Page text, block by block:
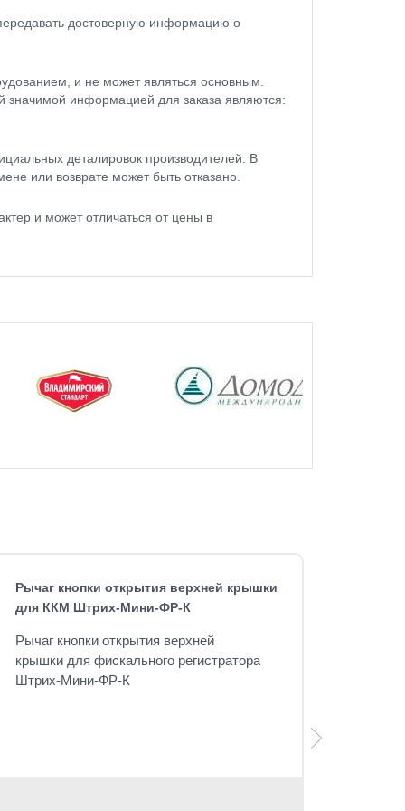
достоверную информацию о
и не может являться основным.
значимой информацией для заказа являются:
деталировок производителей. В
или возврате может быть отказано.
и может отличаться от цены в
Рычаг кнопки открытия верхней крышки
для ККМ Штрих-Мини-ФР-К
Рычаг кнопки открытия верхней
крышки для фискального регистратора
Штрих-Мини-ФР-К